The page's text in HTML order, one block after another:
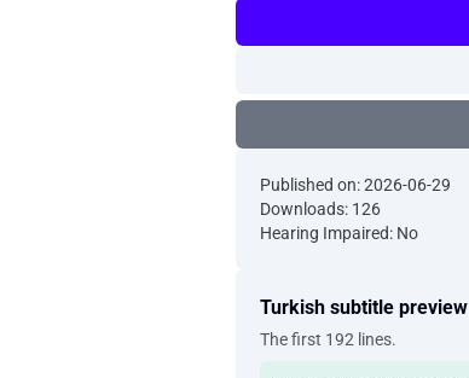
Published on: 2026-06-29
Downloads: 126
Hearing Impaired: No
Turkish subtitle preview
The first 192 lines.